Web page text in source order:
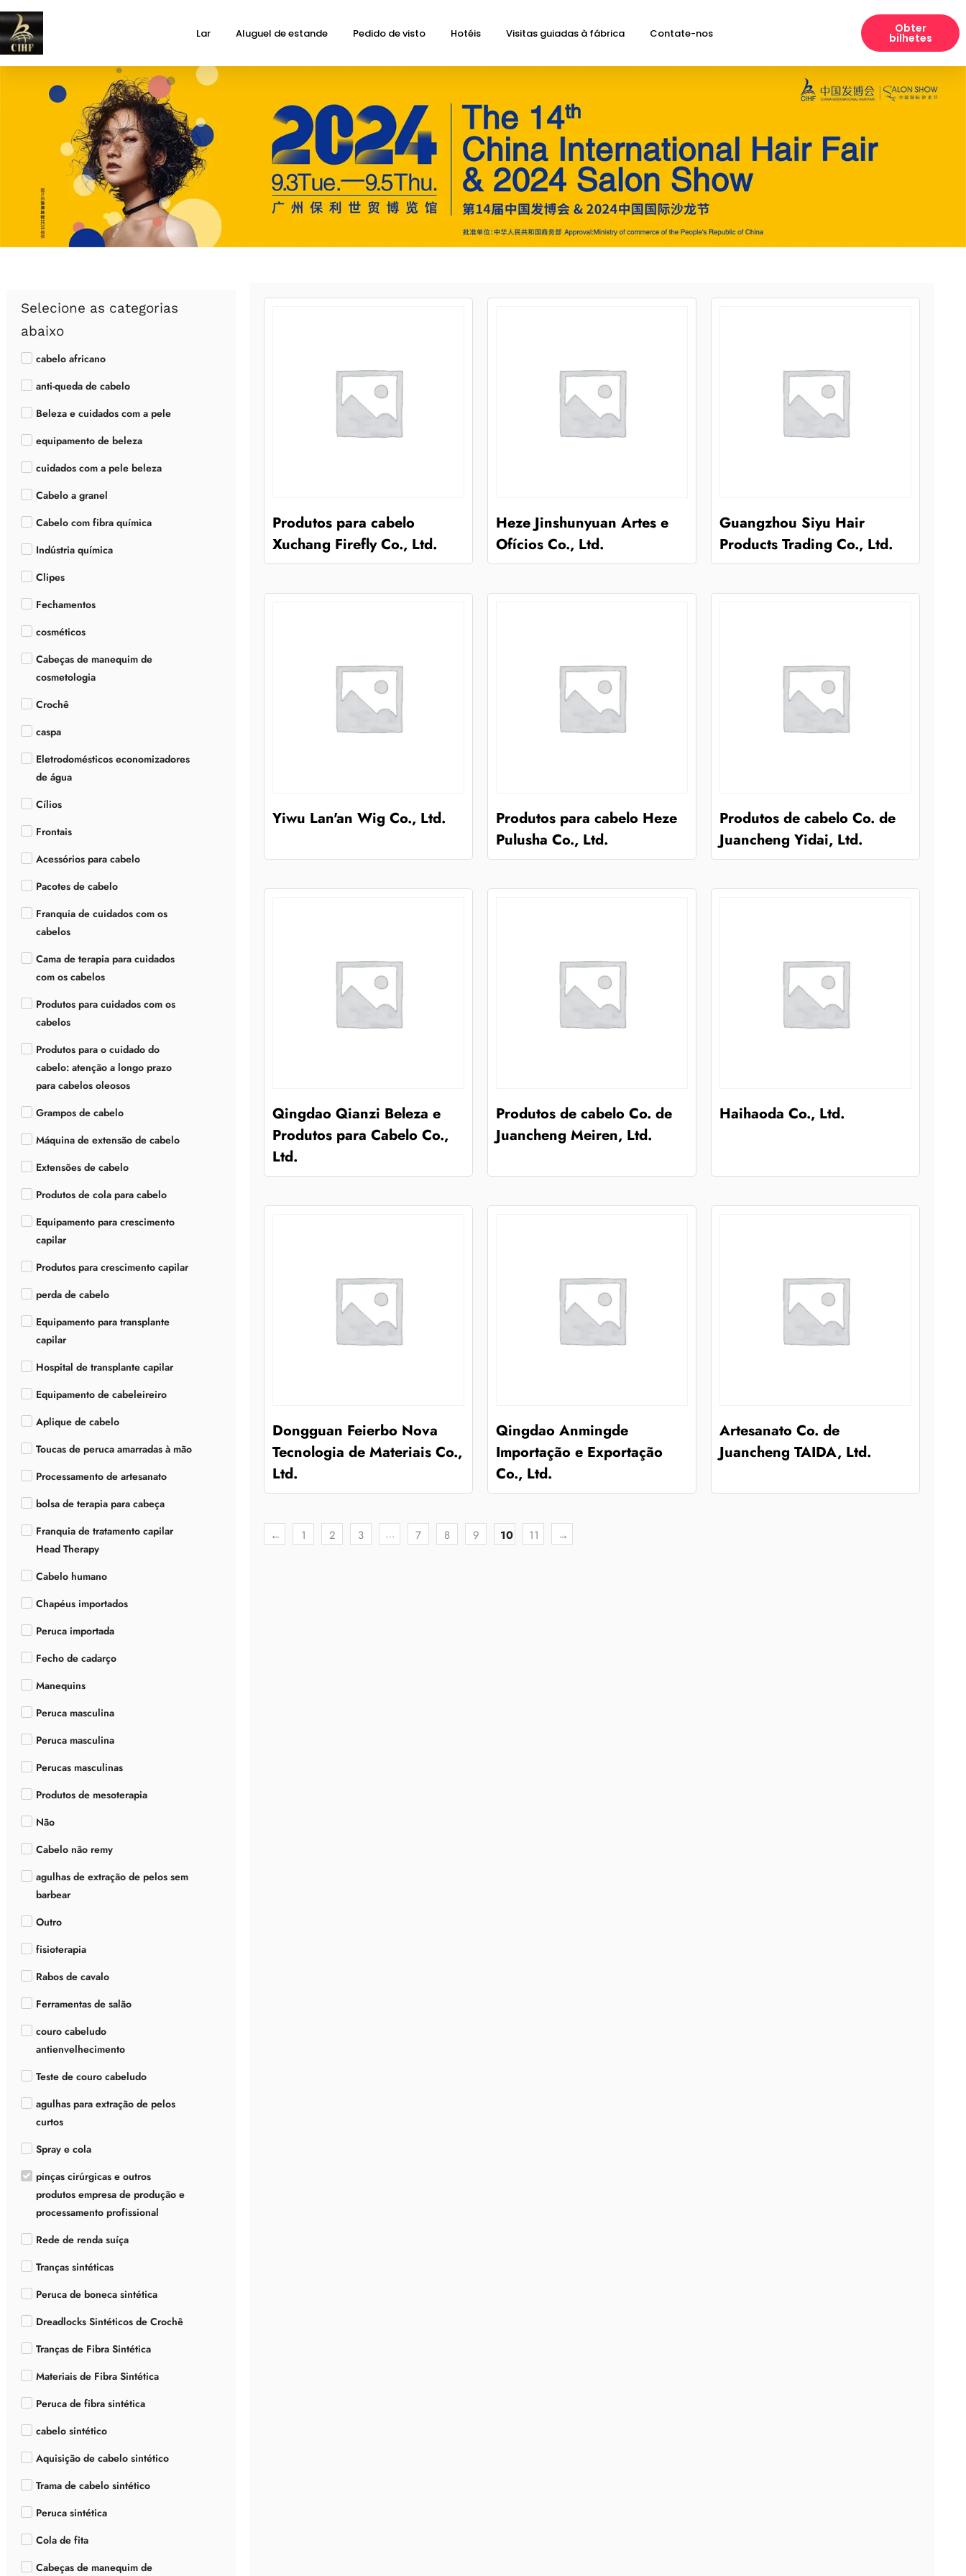
Lar Aluguel de estande Pedido de visto Hotéis Visitas guiadas à fábrica Contate-nos Obter
bilhetes
Selecione as categorias
abaixo
cabelo africano
anti-queda de cabelo
Beleza e cuidados com a pele
equipamento de beleza
cuidados com a pele beleza
Cabelo a granel
Cabelo com fibra química
Indústria química
Clipes
Fechamentos
cosméticos
Cabeças de manequim de
cosmetologia
Crochê
caspa
Eletrodomésticos economizadores
de água
Cílios
Frontais
Acessórios para cabelo
Pacotes de cabelo
Franquia de cuidados com os
cabelos
Cama de terapia para cuidados
com os cabelos
Produtos para cuidados com os
cabelos
Produtos para o cuidado do
cabelo: atenção a longo prazo
para cabelos oleosos
Grampos de cabelo
Máquina de extensão de cabelo
Extensões de cabelo
Produtos de cola para cabelo
Equipamento para crescimento
capilar
Produtos para crescimento capilar
perda de cabelo
Equipamento para transplante
capilar
Hospital de transplante capilar
Equipamento de cabeleireiro
Aplique de cabelo
Toucas de peruca amarradas à mão
Processamento de artesanato
bolsa de terapia para cabeça
Franquia de tratamento capilar
Head Therapy
Cabelo humano
Chapéus importados
Peruca importada
Fecho de cadarço
Manequins
Peruca masculina
Peruca masculina
Perucas masculinas
Produtos de mesoterapia
Não
Cabelo não remy
agulhas de extração de pelos sem
barbear
Outro
fisioterapia
Rabos de cavalo
Ferramentas de salão
couro cabeludo
antienvelhecimento
Teste de couro cabeludo
agulhas para extração de pelos
curtos
Spray e cola
pinças cirúrgicas e outros
produtos empresa de produção e
processamento profissional
Rede de renda suíça
Tranças sintéticas
Peruca de boneca sintética
Dreadlocks Sintéticos de Crochê
Tranças de Fibra Sintética
Materiais de Fibra Sintética
Peruca de fibra sintética
cabelo sintético
Aquisição de cabelo sintético
Trama de cabelo sintético
Peruca sintética
Cola de fita
Cabeças de manequim de
Produtos para cabelo
Xuchang Firefly Co., Ltd.
Heze Jinshunyuan Artes e
Ofícios Co., Ltd.
Guangzhou Siyu Hair
Products Trading Co., Ltd.
Yiwu Lan'an Wig Co., Ltd.
Produtos para cabelo Heze
Pulusha Co., Ltd.
Produtos de cabelo Co. de
Juancheng Yidai, Ltd.
Qingdao Qianzi Beleza e
Produtos para Cabelo Co.,
Ltd.
Produtos de cabelo Co. de
Juancheng Meiren, Ltd.
Haihaoda Co., Ltd.
Dongguan Feierbo Nova
Tecnologia de Materiais Co.,
Ltd.
Qingdao Anmingde
Importação e Exportação
Co., Ltd.
Artesanato Co. de
Juancheng TAIDA, Ltd.
← 1 2 3 … 7 8 9 10 11 →